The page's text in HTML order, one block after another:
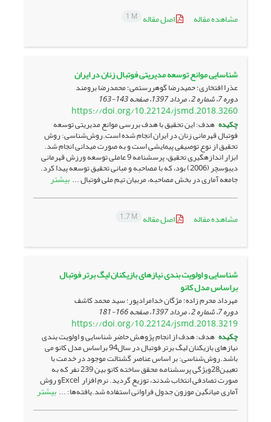
مشاهده مقاله اصل مقاله 1 M
شناسایی موانع توسعه مدیریتی فوتبال زنان در ایران
عذرا افتخاری؛ حمیدرضا گوهررستمی؛ محمدرضا برومند
دوره 7، شماره 2 ، مرداد 1397، صفحه 143-163
https://doi.org/10.22124/jsmd.2018.3260
چکیده هدف: این تحقیق با هدف بررسی موانع مدیریتی توسعه
فوتبال قهرمانی زنان در ایران انجام شده است.روش‌شناسی: روش
تحقیق از نوع توصیفی پیمایشی است و به صورت میدانی انجام شد.
ابزار اندازه­گیری تحقیق، پرسشنامه 9 عاملی توسعه ورزش قهرمانی
دی­بوسچر (2006) بود، که با مصاحبه و مبانی تحقیق توسعه پیدا کرد.
جامعه آماری در بخش مصاحبه، مربیان تیم ملی فوتبال ... بیشتر
مشاهده مقاله اصل مقاله 1.7 M
شناسایی و اولویت بندی نیازهای بازیکنان لیگ برتر فوتبال
براساس مدل کانو
مهرداد محرم زاده؛ مژگان خدامرادپور؛ سید محمد کاشف
دوره 7، شماره 2 ، مرداد 1397، صفحه 166-181
https://doi.org/10.22124/jsmd.2018.3219
چکیده هدف: هدف از انجام پژوهش حاضر شناسایی و اولویت بندی
نیازهای بازیکنان لیگ برتر فوتبال در سال94 براساس مدل کانو می
باشد.روش‌شناسی: بر اساس عناصر گشتالت موجود در خدمت با
تعیین28ویژگی پرسشنامه محقق ساخته کانو بین 239 نفر که به
صورت تصادفی انتخاب شدند، توزیع گردید. نرم افزار Excelو روش
آماری میانگین موزون جدول فراوانی استفاده شد.یافته‌ها: ... بیشتر